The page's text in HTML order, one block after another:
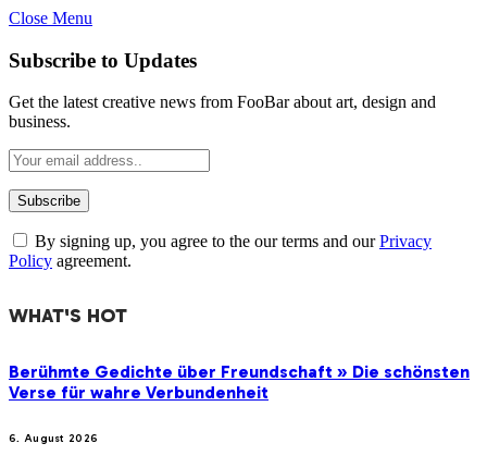
Close Menu
Subscribe to Updates
Get the latest creative news from FooBar about art, design and
business.
By signing up, you agree to the our terms and ourPrivacy
Policy agreement.
WHAT'S HOT
Berühmte Gedichte über Freundschaft » Die schönsten
Verse für wahre Verbundenheit
6. August 2026